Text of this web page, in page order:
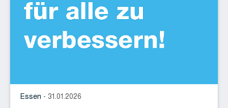
Essen - 31.01.2026